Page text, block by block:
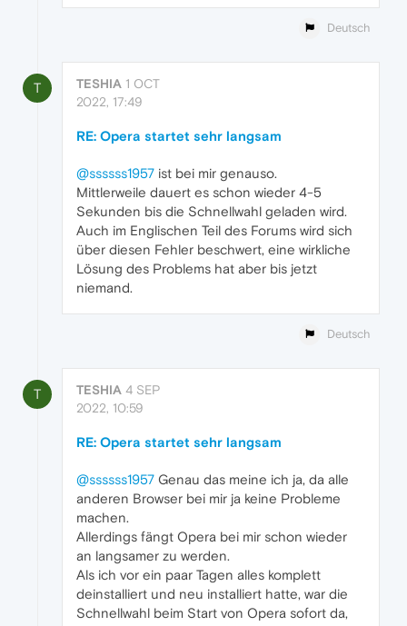
Deutsch
T TESHIA 1 OCT
2022, 17:49
RE: Opera startet sehr langsam
@ssssss1957 ist bei mir genauso.
Mittlerweile dauert es schon wieder 4-5
Sekunden bis die Schnellwahl geladen wird.
Auch im Englischen Teil des Forums wird sich
über diesen Fehler beschwert, eine wirkliche
Lösung des Problems hat aber bis jetzt
niemand.
Deutsch
T TESHIA 4 SEP
2022, 10:59
RE: Opera startet sehr langsam
@ssssss1957 Genau das meine ich ja, da alle
anderen Browser bei mir ja keine Probleme
machen.
Allerdings fängt Opera bei mir schon wieder
an langsamer zu werden.
Als ich vor ein paar Tagen alles komplett
deinstalliert und neu installiert hatte, war die
Schnellwahl beim Start von Opera sofort da,